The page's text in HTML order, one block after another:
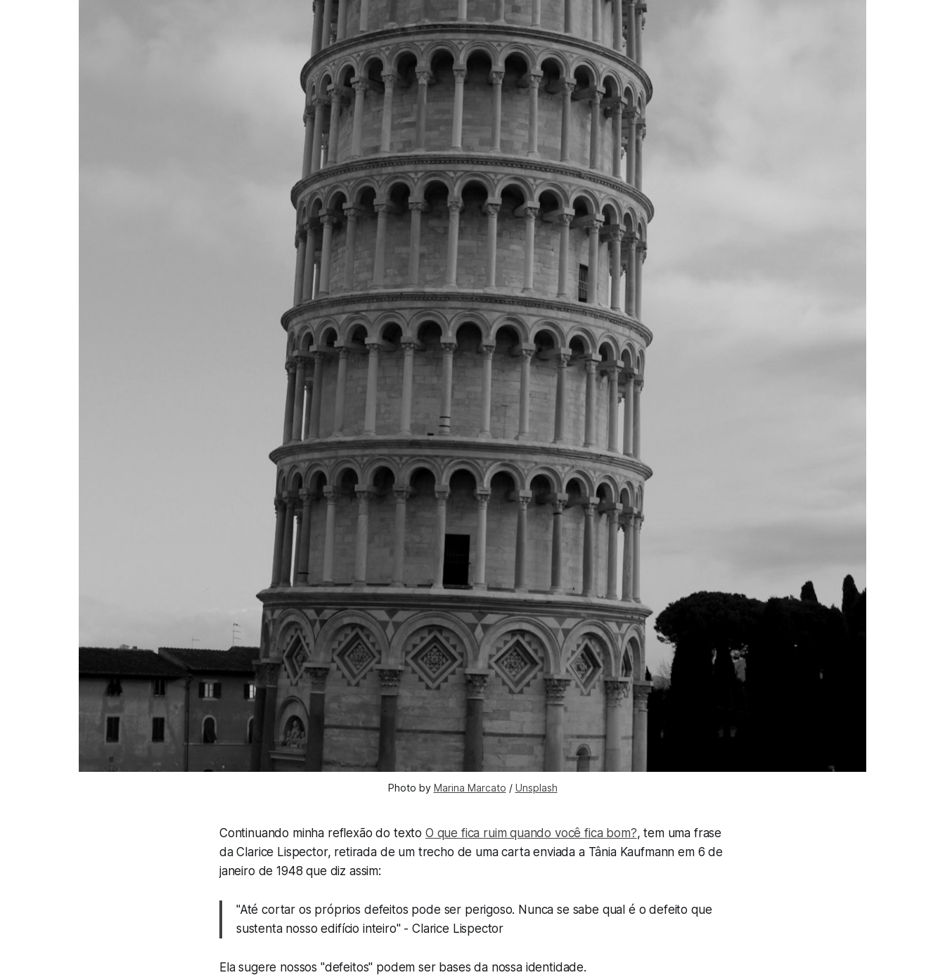
Photo by Marina Marcato / Unsplash
Continuando minha reflexão do texto O que fica ruim quando você fica bom?, tem uma frase
da Clarice Lispector, retirada de um trecho de uma carta enviada a Tânia Kaufmann em 6 de
janeiro de 1948 que diz assim:
"Até cortar os próprios defeitos pode ser perigoso. Nunca se sabe qual é o defeito que
sustenta nosso edifício inteiro" - Clarice Lispector
Ela sugere nossos "defeitos" podem ser bases da nossa identidade.